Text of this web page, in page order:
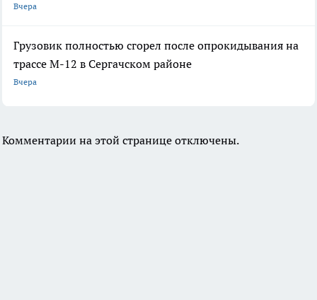
Вчера
Грузовик полностью сгорел после опрокидывания на
трассе М-12 в Сергачском районе
Вчера
Комментарии на этой странице отключены.